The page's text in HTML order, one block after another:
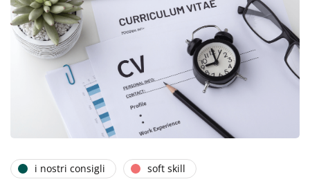
i nostri consigli soft skill